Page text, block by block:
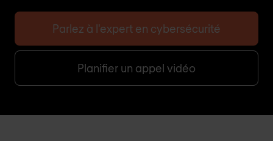
Parlez à l'expert en cybersécurité
Planifier un appel vidéo